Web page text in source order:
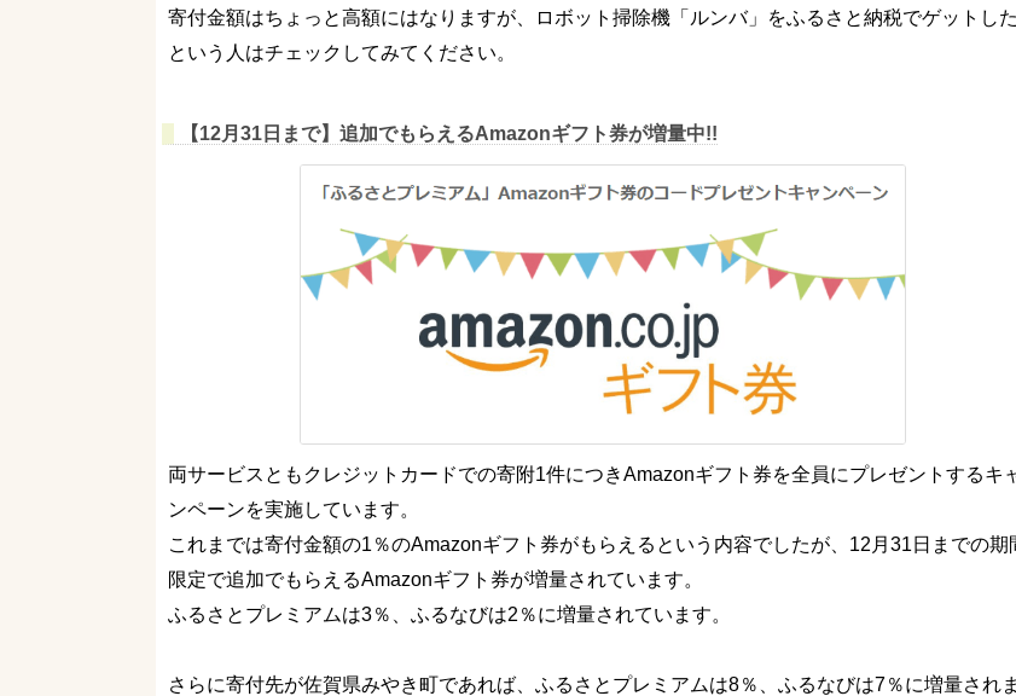
寄付金額はちょっと高額にはなりますが、ロボット掃除機「ルンバ」をふるさと納税でゲットし
という人はチェックしてみてください。
【12月31日まで】追加でもらえるAmazonギフト券が増量中!!
両サービスともクレジットカードでの寄附1件につきAmazonギフト券を全員にプレゼントするキ
ンペーンを実施しています。
これまでは寄付金額の1％のAmazonギフト券がもらえるという内容でしたが、12月31日までの期
限定で追加でもらえるAmazonギフト券が増量されています。
ふるさとプレミアムは3％、ふるなびは2％に増量されています。
さらに寄付先が佐賀県みやき町であれば、ふるさとプレミアムは8％、ふるなびは7％に増量されま